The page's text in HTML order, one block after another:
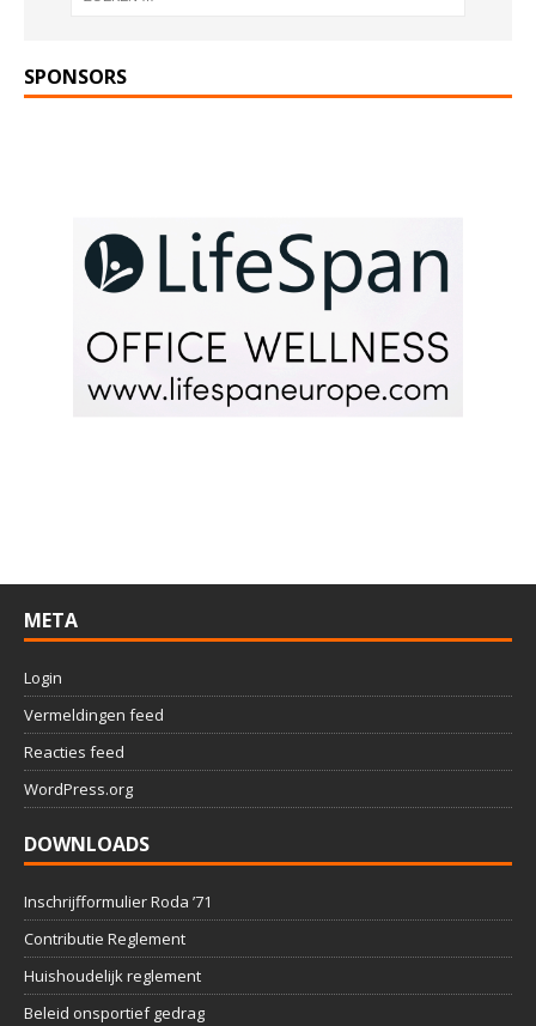
SPONSORS
META
Login
Vermeldingen feed
Reacties feed
WordPress.org
DOWNLOADS
Inschrijfformulier Roda ’71
Contributie Reglement
Huishoudelijk reglement
Beleid onsportief gedrag